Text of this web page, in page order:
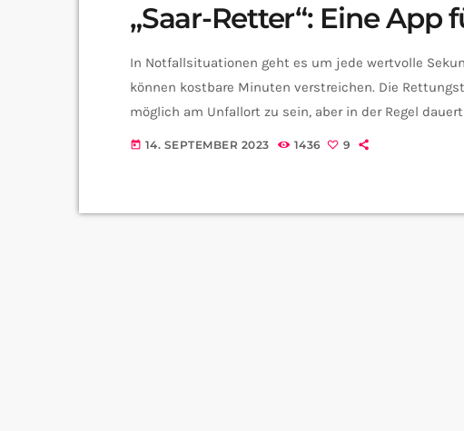
„Saar-Retter“: Eine App
In Notfallsituationen geht es um jede wertvolle
können kostbare Minuten verstreichen. Die
möglich am Unfallort zu sein, aber in der Regel
Herzstillstand können genau diese 10 Minuten
today 14. SEPTEMBER 2023 1436 9